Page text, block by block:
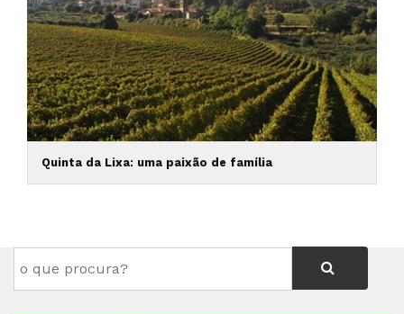
Quinta da Lixa: uma paixão de família